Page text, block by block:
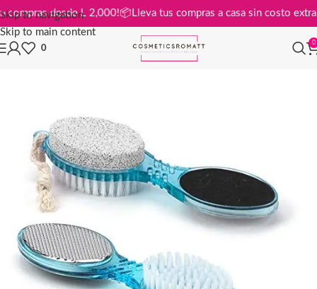
Skip to navigation
Skip to main content
en compras desde L 2,000! 📦Lleva tus compras a casa sin costo
0
0